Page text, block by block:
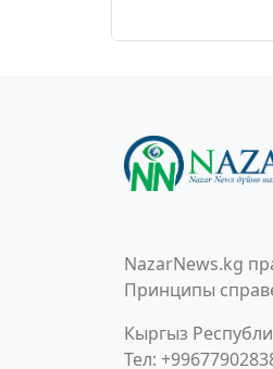
NazarNews.kg
Принципы
Кыргыз
Тел: